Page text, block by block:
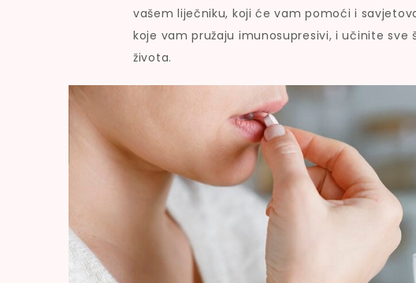
vašem liječniku, koji će vam pomoći i
koje vam pružaju imunosupresivi, i učinite
života.